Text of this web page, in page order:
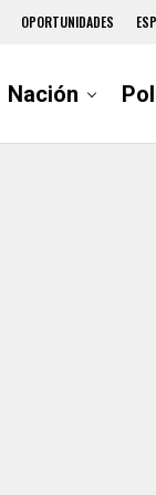
OPORTUNIDADES
Nación